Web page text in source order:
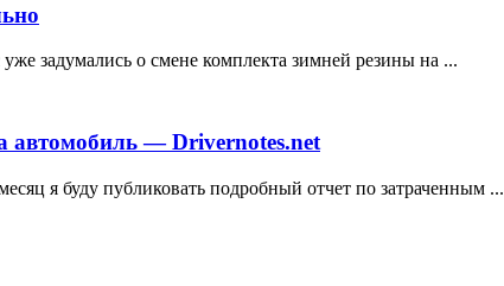
задумались о смене комплекта зимней резины на ...
автомобиль — Drivernotes.net
я буду публиковать подробный отчет по затраченным ...